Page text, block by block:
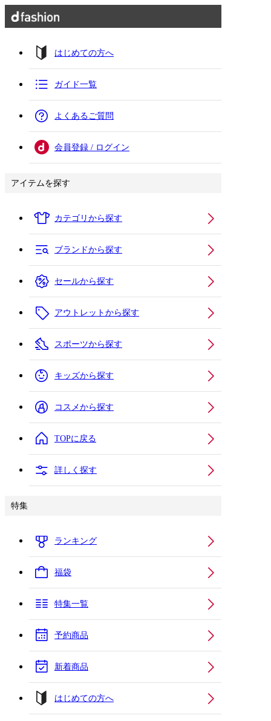
はじめての方へ
ガイド一覧
よくあるご質問
会員登録 / ログイン
アイテムを探す
カテゴリから探す
ブランドから探す
セールから探す
アウトレットから探す
スポーツから探す
キッズから探す
コスメから探す
TOPに戻る
詳しく探す
特集
ランキング
福袋
特集一覧
予約商品
新着商品
はじめての方へ